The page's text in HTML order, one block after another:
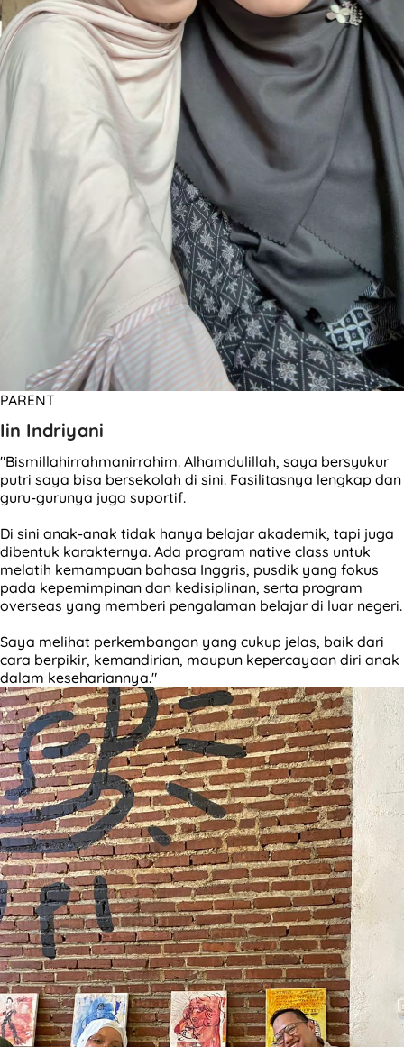
PARENT
Iin Indriyani
"Bismillahirrahmanirrahim. Alhamdulillah, saya bersyukur
putri saya bisa bersekolah di sini. Fasilitasnya lengkap dan
guru-gurunya juga suportif.
Di sini anak-anak tidak hanya belajar akademik, tapi juga
dibentuk karakternya. Ada program native class untuk
melatih kemampuan bahasa Inggris, pusdik yang fokus
pada kepemimpinan dan kedisiplinan, serta program
overseas yang memberi pengalaman belajar di luar negeri.
Saya melihat perkembangan yang cukup jelas, baik dari
cara berpikir, kemandirian, maupun kepercayaan diri anak
dalam kesehariannya."